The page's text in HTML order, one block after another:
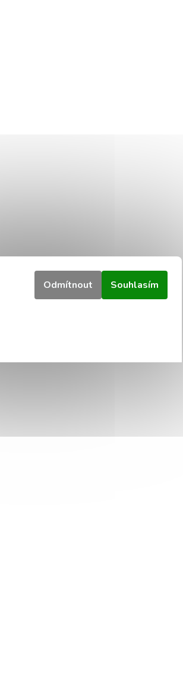
Odmítnout Souhlasím